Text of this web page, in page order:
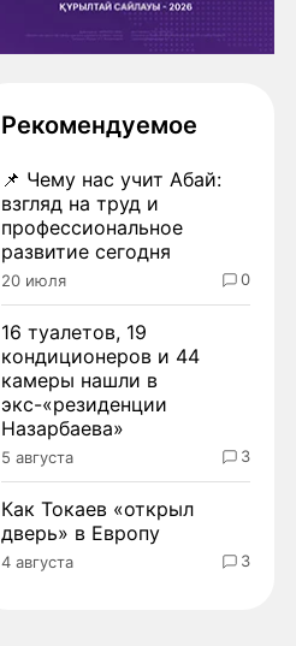
Рекомендуемое
📌 Чему нас учит Абай:
взгляд на труд и
профессиональное
развитие сегодня
20 июля 0
16 туалетов, 19
кондиционеров и 44
камеры нашли в
экс-«резиденции
Назарбаева»
5 августа 3
Как Токаев «открыл
дверь» в Европу
4 августа 3